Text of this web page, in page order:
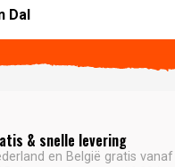
Dal
& snelle levering
en België gratis